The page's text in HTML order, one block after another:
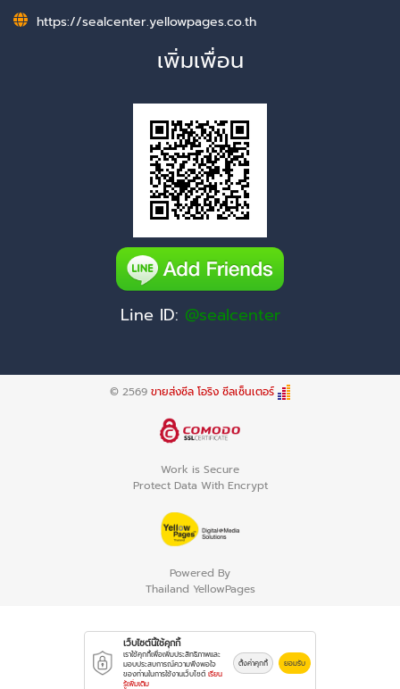
https://sealcenter.yellowpages.co.th
เพิ่มเพื่อน
Line ID: @sealcenter
© 2569 ขายส่งซีล โอริง ซีลเซ็นเตอร์
Work is Secure
Protect Data With Encrypt
Powered By
Thailand YellowPages
เว็บไซต์นี้ใช้คุกกี้
เราใช้คุกกี้เพื่อเพิ่มประสิทธิภาพและ
มอบประสบการณ์ความพึงพอใจ
ของท่านในการใช้งานเว็บไซต์ เรียน
รู้เพิ่มเติม
ตั้งค่าคุกกี้ ยอมรับ